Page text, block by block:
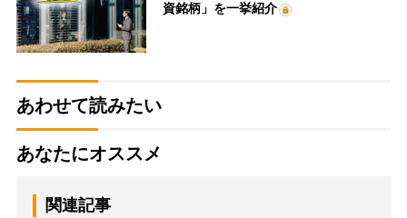
資銘柄」を一挙紹介
あわせて読みたい
あなたにオススメ
関連記事